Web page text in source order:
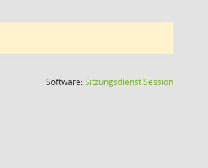
Software:SitzungsdienstSession(Wird in